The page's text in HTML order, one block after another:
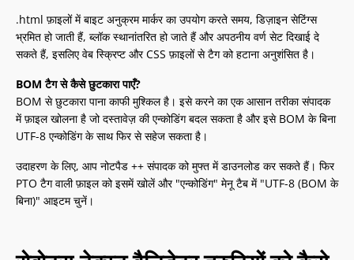
.html फ़ाइलों में बाइट अनुक्रम मार्कर का उपयोग करते समय, डिज़ाइन सेटिंग्स
भ्रमित हो जाती हैं, ब्लॉक स्थानांतरित हो जाते हैं और अपठनीय वर्ण सेट दिखाई दे
सकते हैं, इसलिए वेब स्क्रिप्ट और CSS फ़ाइलों से टैग को हटाना अनुशंसित है।
BOM टैग से कैसे छुटकारा पाएँ?
BOM से छुटकारा पाना काफी मुश्किल है। इसे करने का एक आसान तरीका संपादक
में फ़ाइल खोलना है जो दस्तावेज़ की एन्कोडिंग बदल सकता है और इसे BOM के बिना
UTF-8 एन्कोडिंग के साथ फिर से सहेज सकता है।
उदाहरण के लिए, आप नोटपैड ++ संपादक को मुफ्त में डाउनलोड कर सकते हैं। फिर
PTO टैग वाली फ़ाइल को इसमें खोलें और "एन्कोडिंग" मेनू टैब में "UTF-8 (BOM के
बिना)" आइटम चुनें।